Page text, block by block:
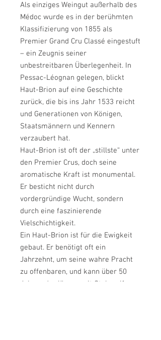
Als einziges Weingut außerhalb des
Médoc wurde es in der berühmten
Klassifizierung von 1855 als
Premier Grand Cru Classé eingestuft
– ein Zeugnis seiner
unbestreitbaren Überlegenheit. In
Pessac-Léognan gelegen, blickt
Haut-Brion auf eine Geschichte
zurück, die bis ins Jahr 1533 reicht
und Generationen von Königen,
Staatsmännern und Kennern
verzaubert hat.
Haut-Brion ist oft der „stillste“ unter
den Premier Crus, doch seine
aromatische Kraft ist monumental.
Er besticht nicht durch
vordergründige Wucht, sondern
durch eine faszinierende
Vielschichtigkeit.
Ein Haut-Brion ist für die Ewigkeit
gebaut. Er benötigt oft ein
Jahrzehnt, um seine wahre Pracht
zu offenbaren, und kann über 50
Jahre oder länger mit Stolz reifen.